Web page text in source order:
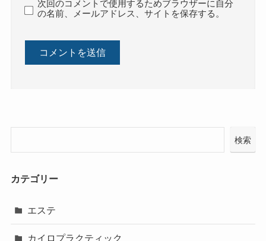
次回のコメントで使用するためブラウザーに自分
の名前、メールアドレス、サイトを保存する。
検索
カテゴリー
エステ
カイロプラクティック